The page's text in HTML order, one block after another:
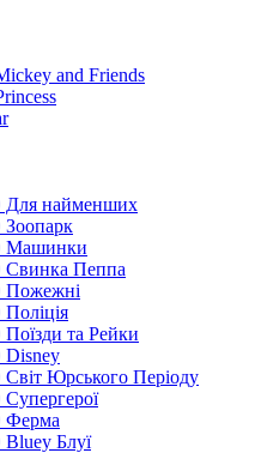
and Friends
Для найменших
Машинки
Пеппа
Пожежні
та Рейки
Юрського Періоду
Ферма
Блуї